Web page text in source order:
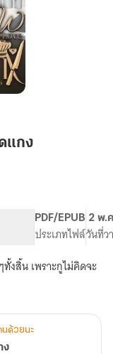
แกง
PDF/EPUB
ประเภทไฟล์
2 พ.
วันที่ว
งสิ้น เพราะกูไม่คิดจะ
นด้วยนะ
ง